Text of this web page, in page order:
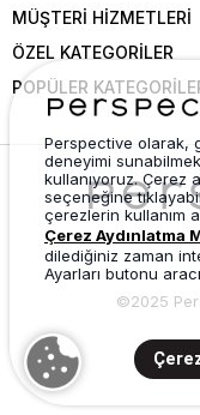
MÜŞTERİ HİZMETLERİ
ÖZEL KATEGORİLER
POPÜLER
©2025
Perspective olarak,
deneyimi
kullanıyoruz. Çerez
seçeneğine
çerezlerin kullanım
Çerez Aydınlatma
dilediğiniz zaman
Ayarları butonu